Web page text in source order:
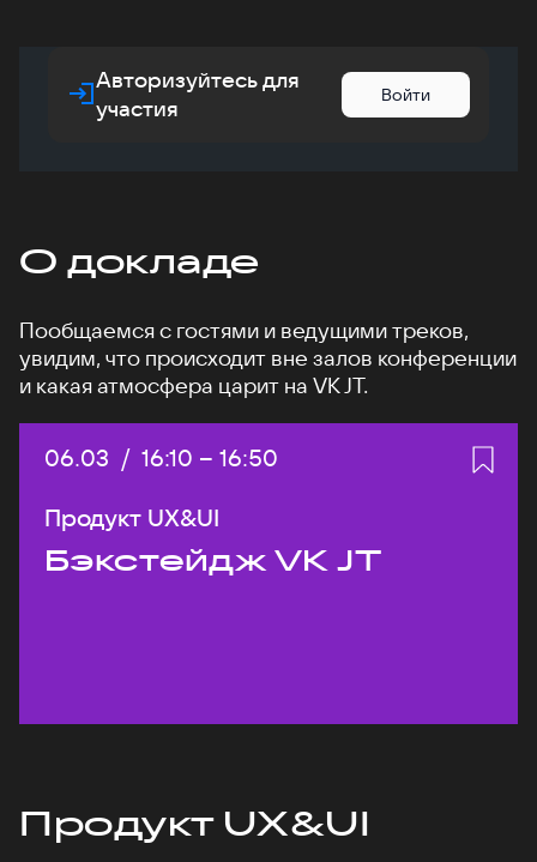
Авторизуйтесь для
участия
Войти
О докладе
Пообщаемся с гостями и ведущими треков,
увидим, что происходит вне залов конференции
и какая атмосфера царит на VK JT.
Дата:
06.03 / Начало:
16:10 – Конец:
16:50
Продукт UX&UI
Бэкстейдж VK JT
Продукт UX&UI